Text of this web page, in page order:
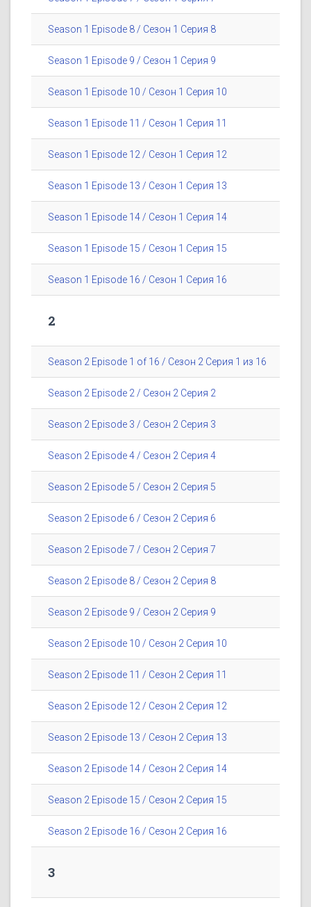
Season 1 Episode 8 / Сезон 1 Серия 8
Season 1 Episode 9 / Сезон 1 Серия 9
Season 1 Episode 10 / Сезон 1 Серия 10
Season 1 Episode 11 / Сезон 1 Серия 11
Season 1 Episode 12 / Сезон 1 Серия 12
Season 1 Episode 13 / Сезон 1 Серия 13
Season 1 Episode 14 / Сезон 1 Серия 14
Season 1 Episode 15 / Сезон 1 Серия 15
Season 1 Episode 16 / Сезон 1 Серия 16
2
Season 2 Episode 1 of 16 / Сезон 2 Серия 1 из 16
Season 2 Episode 2 / Сезон 2 Серия 2
Season 2 Episode 3 / Сезон 2 Серия 3
Season 2 Episode 4 / Сезон 2 Серия 4
Season 2 Episode 5 / Сезон 2 Серия 5
Season 2 Episode 6 / Сезон 2 Серия 6
Season 2 Episode 7 / Сезон 2 Серия 7
Season 2 Episode 8 / Сезон 2 Серия 8
Season 2 Episode 9 / Сезон 2 Серия 9
Season 2 Episode 10 / Сезон 2 Серия 10
Season 2 Episode 11 / Сезон 2 Серия 11
Season 2 Episode 12 / Сезон 2 Серия 12
Season 2 Episode 13 / Сезон 2 Серия 13
Season 2 Episode 14 / Сезон 2 Серия 14
Season 2 Episode 15 / Сезон 2 Серия 15
Season 2 Episode 16 / Сезон 2 Серия 16
3